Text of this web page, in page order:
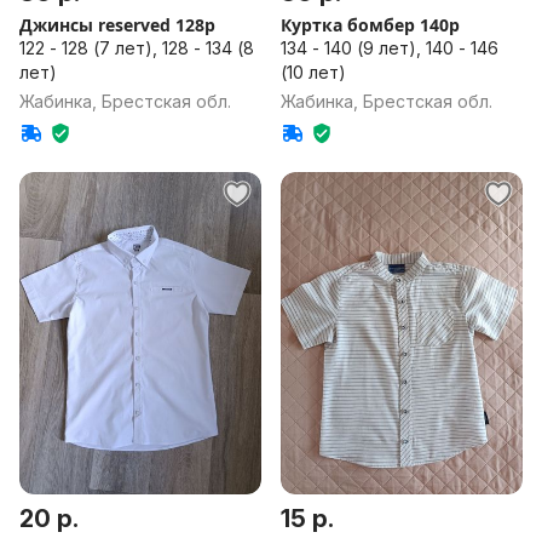
Джинсы reserved 128р
122 - 128 (7 лет), 128 - 134 (8
лет)
Жабинка, Брестская обл.
Куртка бомбер 140р
134 - 140 (9 лет), 140 - 146
(10 лет)
Жабинка, Брестская обл.
20 р. 15 р.